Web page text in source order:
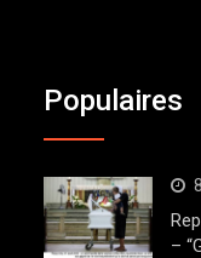
Populaires
–